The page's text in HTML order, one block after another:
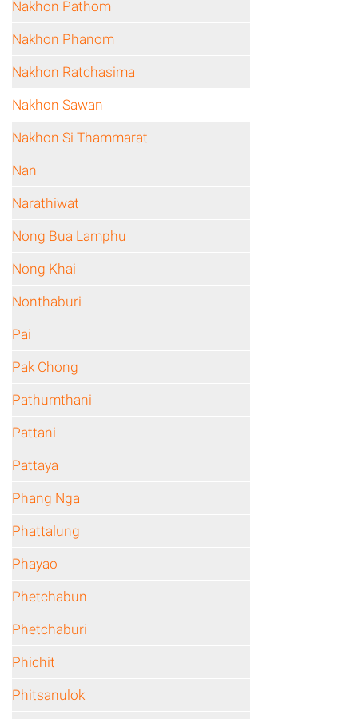
Nakhon Pathom
Nakhon Phanom
Nakhon Ratchasima
Nakhon Sawan
Nakhon Si Thammarat
Nan
Narathiwat
Nong Bua Lamphu
Nong Khai
Nonthaburi
Pai
Pak Chong
Pathumthani
Pattani
Pattaya
Phang Nga
Phattalung
Phayao
Phetchabun
Phetchaburi
Phichit
Phitsanulok